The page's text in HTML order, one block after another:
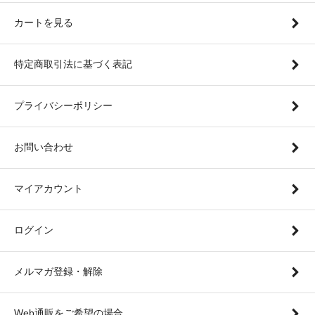
カートを見る
特定商取引法に基づく表記
プライバシーポリシー
お問い合わせ
マイアカウント
ログイン
メルマガ登録・解除
Web通販をご希望の場合